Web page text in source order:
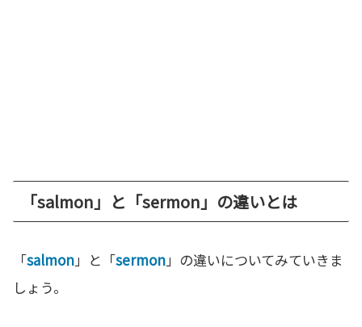
「salmon」と「sermon」の違いとは
「salmon」と「sermon」の違いについてみていきま
しょう。